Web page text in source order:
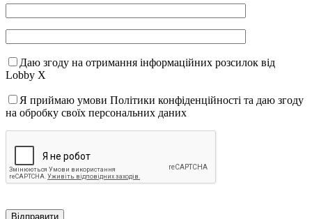
Даю згоду на отримання інформаційних розсилок від
Lobby X
Я приймаю умови Політики конфіденційності та даю згоду
на обробку своїх персональних даних